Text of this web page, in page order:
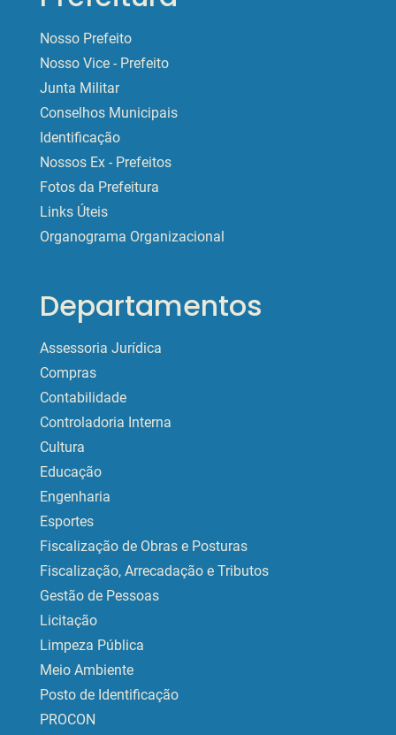
Nosso Prefeito
Nosso Vice - Prefeito
Junta Militar
Conselhos Municipais
Identificação
Nossos Ex - Prefeitos
Fotos da Prefeitura
Links Úteis
Organograma Organizacional
Departamentos
Assessoria Jurídica
Compras
Contabilidade
Controladoria Interna
Cultura
Educação
Engenharia
Esportes
Fiscalização de Obras e Posturas
Fiscalização, Arrecadação e Tributos
Gestão de Pessoas
Licitação
Limpeza Pública
Meio Ambiente
Posto de Identificação
PROCON